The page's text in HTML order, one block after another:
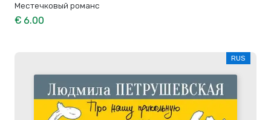
Местечковый романс
€ 6.00
RUS